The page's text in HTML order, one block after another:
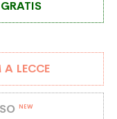
LECCE
NEW